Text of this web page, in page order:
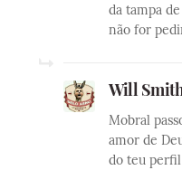
da tampa
não for
Will
Mobral
amor de
do teu